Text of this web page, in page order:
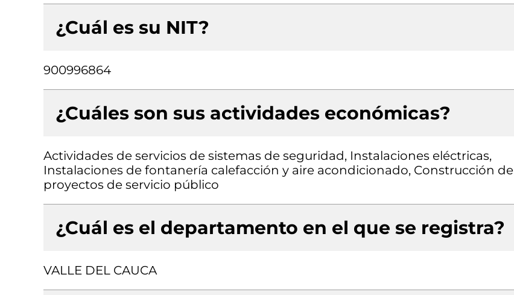
¿Cuál es su NIT?
900996864
¿Cuáles son sus actividades económicas?
Actividades de servicios de sistemas de seguridad, Instalaciones eléctricas,
Instalaciones de fontanería calefacción y aire acondicionado, Construcción de
proyectos de servicio público
¿Cuál es el departamento en el que se registra?
VALLE DEL CAUCA